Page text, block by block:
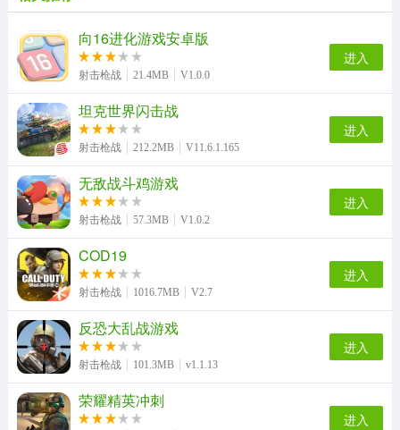
向16进化游戏安卓版
射击枪战 21.4MB V1.0.0
进入
坦克世界闪击战
射击枪战 212.2MB V11.6.1.165
进入
无敌战斗鸡游戏
射击枪战 57.3MB V1.0.2
进入
COD19
射击枪战 1016.7MB V2.7
进入
反恐大乱战游戏
射击枪战 101.3MB v1.1.13
进入
荣耀精英冲刺
进入